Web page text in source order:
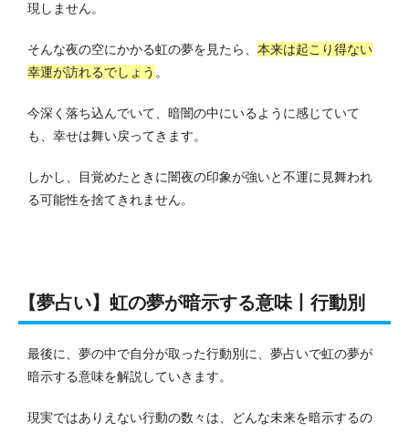
現しません。
そんな夜の空にかかる虹の夢を見たら、 本来は起こり得ない
幸運が訪れるでしょう 。
今深く落ち込んでいて、暗闇の中にいるように感じていて
も、幸せは舞い戻ってきます。
しかし、目覚めたときに闇夜の印象が強いと不運に見舞われ
る可能性を捨てきれません。
【夢占い】虹の夢が暗示する意味丨行動別
最後に、夢の中で自分が取った行動別に、夢占いで虹の夢が
暗示する意味を解説していきます。
現実ではありえない行動の数々は、どんな未来を暗示するの